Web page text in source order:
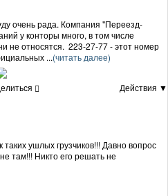
очень рада. Компания "Переезд-
у конторы много, в том числе
не относятся. 223-27-77 - этот номер
...(читать далее)
Действия ▼
таких ушлых грузчиков!!! Давно вопрос
там!!! Никто его решать не